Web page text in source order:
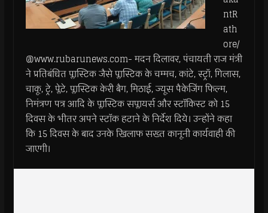
ntR
ath
ore/
@www.rubarunews.com- मदन दिलावर, पंचायती राज मंत्री
ने प्रतिबंधित प्लास्टिक जैसे प्लास्टिक के चम्मच, कांटे, स्ट्रॉ, गिलास,
चाकू, ट्रे, प्लेटे, प्लास्टिक केरी बैग, मिठाई, ज्यूस पैकेजिंग फिल्म,
निमंत्रण पत्र आदि के प्लास्टिक सप्लायर्स और स्टाॅकिस्ट को 15
दिवस के भीतर अपने स्टाॅक हटाने के निर्देश दिये। उन्होंने कहा
कि 15 दिवस के बाद उनके खिलाफ सख्त कानूनी कार्यवाही की
जाएगी।